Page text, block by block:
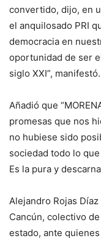
convertido, dijo, en
el anquilosado PRI
democracia en
oportunidad de ser
siglo XXI”, manifestó.
Añadió que
promesas que nos
no hubiese sido
sociedad todo lo
Es la pura y
Alejandro Rojas
Cancún, colectivo
estado, ante